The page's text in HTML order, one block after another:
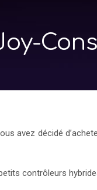
avez décidé
contrôleurs